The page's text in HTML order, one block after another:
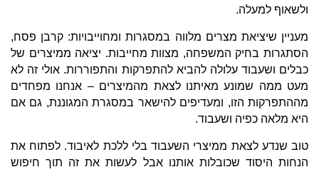
ולשאוף למעלה.
מעניין שיציאת מצרים מלווה במסגרות ומחוייבויות: קרבן פסח,
הסתגרות בחיק המשפחה, מצוות מחייבות. יציאה ממיצרים של
כבלים ושעבוד עלולה להביא להתפרקות והתפוררות. אולי זה לא
מעט ממה שמונע מאיתנו לצאת מהמיצרים – אנחנו מפחדים
מההתפרקות הזו, ומעדיפים להישאר במסגרת המגוננת, גם אם
היא מלאה כפיה ושעבוד.
טוב שנדע לצאת ממיצרי השעבוד בלי ללכת לאיבוד. לפתוח את
הנחות היסוד שכובלות אותנו אבל לעשות את זה תוך חיפוש